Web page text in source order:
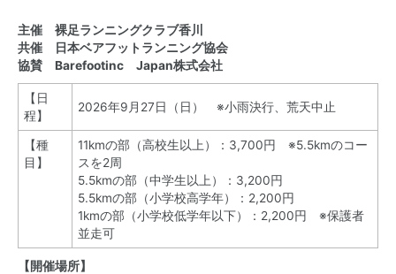
主催 裸足ランニングクラブ香川
共催 日本ベアフットランニング協会
協賛 Barefootinc Japan株式会社
【日
程】
2026年9月27日（日） ※小雨決行、荒天中止
【種
目】
11kmの部（高校生以上）：3,700円 ※5.5kmのコー
スを2周
5.5kmの部（中学生以上）：3,200円
5.5kmの部（小学校高学年）：2,200円
1kmの部（小学校低学年以下）：2,200円 ※保護者
並走可
【開催場所】